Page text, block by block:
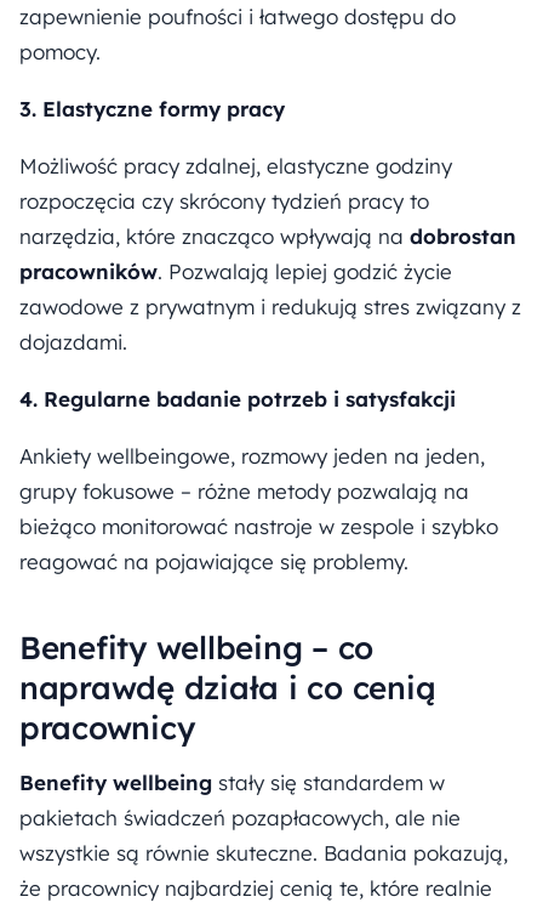
zapewnienie poufności i łatwego dostępu do
pomocy.
3. Elastyczne formy pracy
Możliwość pracy zdalnej, elastyczne godziny
rozpoczęcia czy skrócony tydzień pracy to
narzędzia, które znacząco wpływają na dobrostan
pracowników. Pozwalają lepiej godzić życie
zawodowe z prywatnym i redukują stres związany z
dojazdami.
4. Regularne badanie potrzeb i satysfakcji
Ankiety wellbeingowe, rozmowy jeden na jeden,
grupy fokusowe – różne metody pozwalają na
bieżąco monitorować nastroje w zespole i szybko
reagować na pojawiające się problemy.
Benefity wellbeing – co
naprawdę działa i co cenią
pracownicy
Benefity wellbeing stały się standardem w
pakietach świadczeń pozapłacowych, ale nie
wszystkie są równie skuteczne. Badania pokazują,
że pracownicy najbardziej cenią te, które realnie